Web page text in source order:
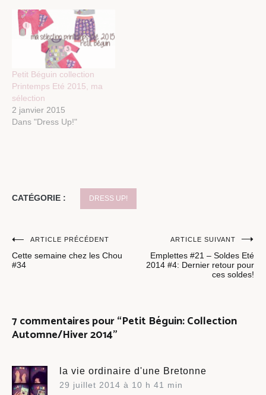
Petit Béguin collection
Printemps Eté 2015, ma
sélection
2 janvier 2015
Dans "Dress Up!"
CATÉGORIE : DRESS UP!
:
HABILLEMENT
PETIT
Navigation
de
ARTICLE PRÉCÉDENT
Cette semaine chez les Chou
#34
ARTICLE SUIVANT
Emplettes #21 – Soldes Eté
2014 #4: Dernier retour pour
ces soldes!
7 commentaires pour “Petit Béguin: Collection
Automne/Hiver 2014”
la vie ordinaire d'une Bretonne
29 juillet 2014 à 10 h 41 min